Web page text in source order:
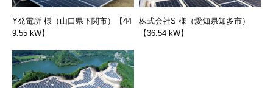
Y発電所 様（山口県下関市）【44
9.55 kW】
株式会社S 様（愛知県知多市）
【36.54 kW】